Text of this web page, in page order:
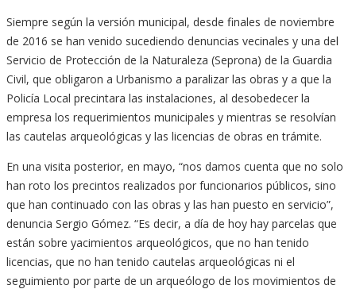
Siempre según la versión municipal, desde finales de noviembre
de 2016 se han venido sucediendo denuncias vecinales y una del
Servicio de Protección de la Naturaleza (Seprona) de la Guardia
Civil, que obligaron a Urbanismo a paralizar las obras y a que la
Policía Local precintara las instalaciones, al desobedecer la
empresa los requerimientos municipales y mientras se resolvían
las cautelas arqueológicas y las licencias de obras en trámite.
En una visita posterior, en mayo, “nos damos cuenta que no solo
han roto los precintos realizados por funcionarios públicos, sino
que han continuado con las obras y las han puesto en servicio”,
denuncia Sergio Gómez. “Es decir, a día de hoy hay parcelas que
están sobre yacimientos arqueológicos, que no han tenido
licencias, que no han tenido cautelas arqueológicas ni el
seguimiento por parte de un arqueólogo de los movimientos de